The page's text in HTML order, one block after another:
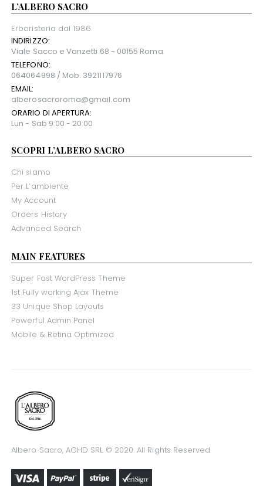
L’ALBERO SACRO
Erboristeria dal 1986
INDIRIZZO:
Viale Sacco e Vanzetti 68 - 00155 Roma
TELEFONO:
064064998 / Mob. 3921117976
EMAIL:
alberosacroroma@gmail.com
ORARIO DI APERTURA:
Lun - Sab 9:00 - 20:00
SCOPRI L’ALBERO SACRO
Chi siamo
Per L’ambiente
My Account
Orders History
Advanced Search
MAIN FEATURES
Super Fast WordPress Theme
1st Fully working Ajax Theme
33 Unique Shop Layouts
Powerful Admin Panel
Mobile & Retina Optimized
Albero Sacro, AGHD SRL © 2020. All Rights Reserved